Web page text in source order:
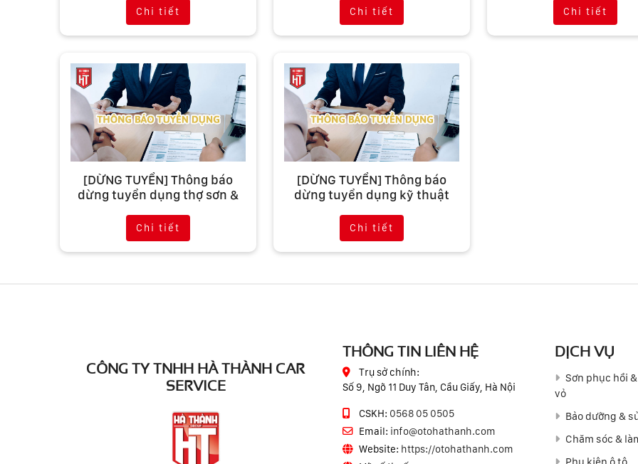
Garage
Chi tiết Chi tiết Chi tiết
[DỪNG TUYỂN] Thông báo
dừng tuyển dụng thợ sơn &
Chi tiết
[DỪNG TUYỂN] Thông báo
dừng tuyển dụng kỹ thuật
Chi tiết
CÔNG TY TNHH HÀ THÀNH CAR
SERVICE
THÔNG TIN LIÊN HỆ
Trụ sở chính:
Số 9, Ngõ 11 Duy Tân, Cầu Giấy, Hà Nội
CSKH: 0568 05 0505
Email: info@otohathanh.com
Website: https://otohathanh.com
DỊCH VỤ
Sơn phục hồi
vỏ
Bảo dưỡng &
Chăm sóc &